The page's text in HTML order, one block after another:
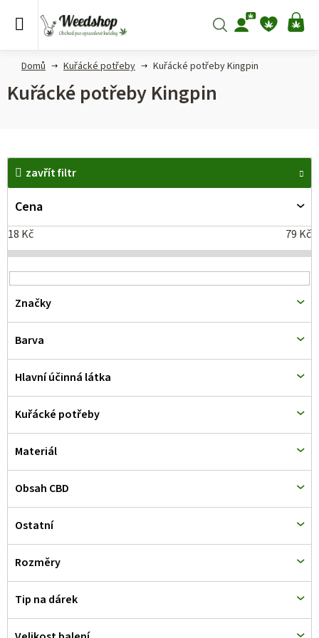
Hledat
Domů Kuřácké potřeby Kuřácké potřeby Kingpin
Kuřácké potřeby Kingpin
zavřít filtr
Cena
18 Kč 79 Kč
Značky
Barva
Hlavní účinná látka
Kuřácké potřeby
Materiál
Obsah CBD
Ostatní
Rozměry
Tip na dárek
V
p
i
s
p
r
o
d
u
k
t
ů